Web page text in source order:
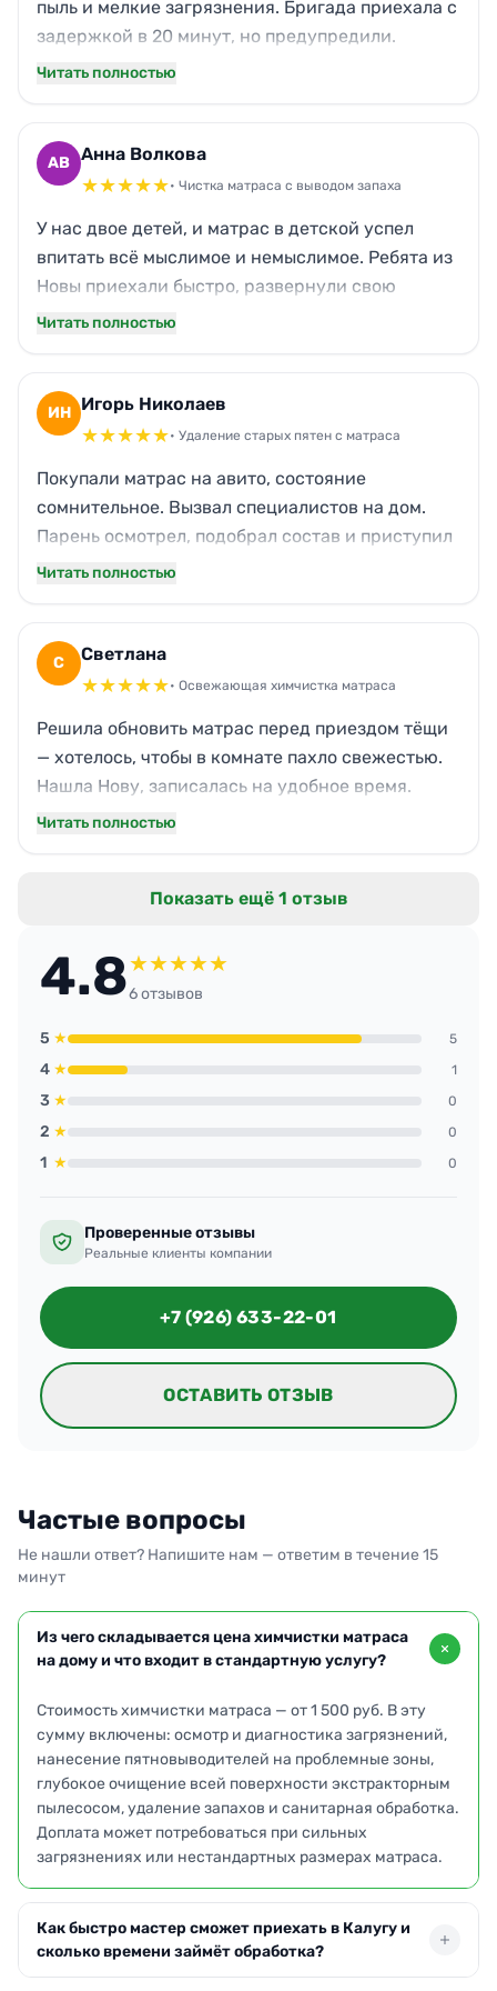
пыль и мелкие загрязнения. Бригада приехала с
задержкой в 20 минут, но предупредили.
Сделали всё аккуратно, матрас освежили,
это мелочь. В целом работой доволен, заказ
выполнили добросовестно. Цена
Читать полностью
АВ Анна Волкова
★★★★★• Чистка матраса с выводом запаха
У нас двое детей, и матрас в детской успел
впитать всё мыслимое и немыслимое. Ребята из
Новы приехали быстро, развернули свою
технику прямо в спальне. Не просто промыли, а
сами заказали для всей семьи — это того стоит.
Очень выручили!
Читать полностью
ИН Игорь Николаев
★★★★★• Удаление старых пятен с матраса
Покупали матрас на авито, состояние
сомнительное. Вызвал специалистов на дом.
Парень осмотрел, подобрал состав и приступил
к работе. Результат превзошёл ожидания —
вони потом не осталось. Получил гарантию на
месяц, хотя и не пригодилась. Очень удобно и
Читать полностью
С Светлана
★★★★★• Освежающая химчистка матраса
Решила обновить матрас перед приездом тёщи
— хотелось, чтобы в комнате пахло свежестью.
Нашла Нову, записалась на удобное время.
Приехали без опозданий, за полтора часа
день выветрился. Домашние оценили, говорят,
нужна быстрая и аккуратная работа.
Читать полностью
Показать ещё 1 отзыв
4.8★★★★★
6 отзывов
5 ★ 5
4 ★ 1
3 ★ 0
2 ★ 0
1 ★ 0
Проверенные отзывы
Реальные клиенты компании
+7 (926) 633-22-01
ОСТАВИТЬ ОТЗЫВ
Частые вопросы
Не нашли ответ? Напишите нам — ответим в течение 15
минут
Из чего складывается цена химчистки матраса
на дому и что входит в стандартную услугу?
Стоимость химчистки матраса — от 1 500 руб. В эту
сумму включены: осмотр и диагностика загрязнений,
нанесение пятновыводителей на проблемные зоны,
глубокое очищение всей поверхности экстракторным
пылесосом, удаление запахов и санитарная обработка.
Доплата может потребоваться при сильных
загрязнениях или нестандартных размерах матраса.
Как быстро мастер сможет приехать в Калугу и
сколько времени займёт обработка?